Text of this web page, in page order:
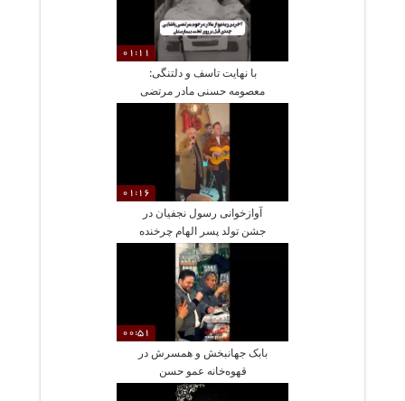
01:11
با نهایت تاسف و دلتنگی:
معصومه حسنی مادر مرتضی
پاشایی از دنیا رفت
01:16
آوازخوانی رسول نجفیان در
جشن تولد پسر الهام چرخنده
00:51
بابک جهانبخش و همسرش در
قهوه‌خانه عمو حسن